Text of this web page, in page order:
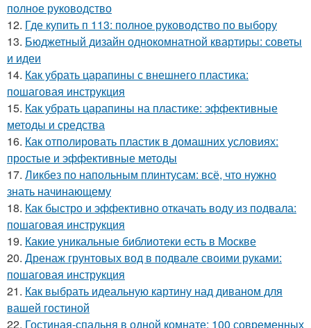
полное руководство
12. Где купить п 113: полное руководство по выбору
13. Бюджетный дизайн однокомнатной квартиры: советы
и идеи
14. Как убрать царапины с внешнего пластика:
пошаговая инструкция
15. Как убрать царапины на пластике: эффективные
методы и средства
16. Как отполировать пластик в домашних условиях:
простые и эффективные методы
17. Ликбез по напольным плинтусам: всё, что нужно
знать начинающему
18. Как быстро и эффективно откачать воду из подвала:
пошаговая инструкция
19. Какие уникальные библиотеки есть в Москве
20. Дренаж грунтовых вод в подвале своими руками:
пошаговая инструкция
21. Как выбрать идеальную картину над диваном для
вашей гостиной
22. Гостиная-спальня в одной комнате: 100 современных